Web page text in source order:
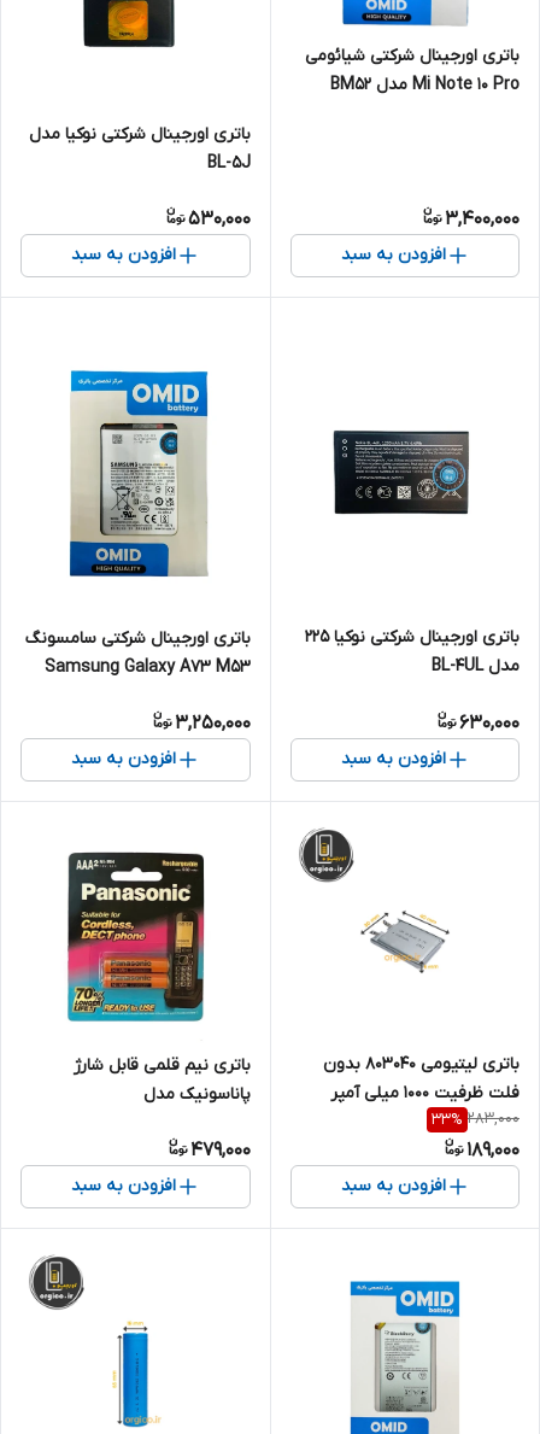
باتری اورجینال شرکتی شیائومی
Mi Note 10 Pro مدل BM52
3,400,000
افزودن به سبد
باتری اورجینال شرکتی نوکیا مدل
BL-5J
530,000
افزودن به سبد
باتری اورجینال شرکتی نوکیا 225
مدل BL-4UL
630,000
افزودن به سبد
باتری اورجینال شرکتی سامسونگ
Samsung Galaxy A73 M53
3,250,000
افزودن به سبد
باتری لیتیومی 803040 بدون
فلت ظرفیت 1000 میلی آمپر
283,000
33%
189,000
افزودن به سبد
باتری نیم قلمی قابل شارژ
پاناسونیک مدل
عددی
479,000
افزودن به سبد